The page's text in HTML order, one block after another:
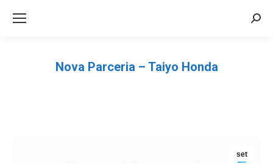
Nova Parceria – Taiyo Honda
set